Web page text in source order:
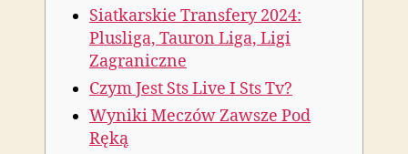
Siatkarskie Transfery 2024:
Plusliga, Tauron Liga, Ligi
Zagraniczne
Czym Jest Sts Live I Sts Tv?
Wyniki Meczów Zawsze Pod
Ręką